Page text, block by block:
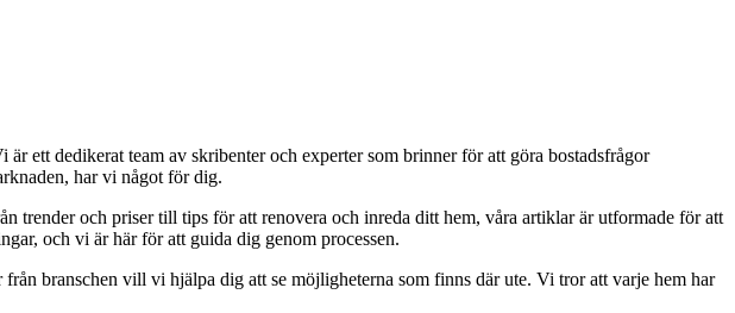
ett dedikerat team av skribenter och experter som brinner för att göra bostadsfrågor
har vi något för dig.
trender och priser till tips för att renovera och inreda ditt hem, våra artiklar är utformade för att
och vi är här för att guida dig genom processen.
branschen vill vi hjälpa dig att se möjligheterna som finns där ute. Vi tror att varje hem har